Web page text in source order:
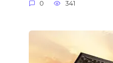
0 341